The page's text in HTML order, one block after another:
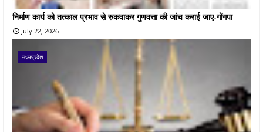
निर्माण कार्य को तत्काल प्रभाव से रुकवाकर गुणवत्ता की जांच कराई जाए-गोंगपा
July 22, 2026
मध्यप्रदेश